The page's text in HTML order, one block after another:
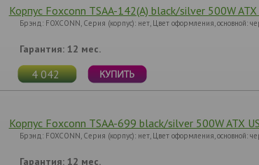
Корпус Foxconn TSAA-142(A) black/silver 500W
Брэнд: FOXCONN, Серия (корпус): нет, Цвет оформления, основной:
Гарантия: 12 мес.
4 042
Корпус Foxconn TSAA-699 black/silver 500W ATX
Брэнд: FOXCONN, Серия (корпус): нет, Цвет оформления, основной:
Гарантия: 12 мес.